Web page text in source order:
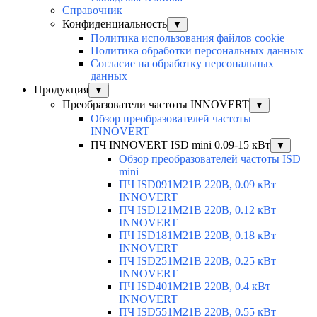
Справочник
Конфиденциальность
▼
Политика использования файлов cookie
Политика обработки персональных данных
Согласие на обработку персональных
данных
Продукция
▼
Преобразователи частоты INNOVERT ▼
Обзор преобразователей частоты
INNOVERT
ПЧ INNOVERT ISD mini 0.09-15 кВт
▼
Обзор преобразователей частоты ISD
mini
ПЧ ISD091M21B 220В, 0.09 кВт
INNOVERT
ПЧ ISD121M21B 220В, 0.12 кВт
INNOVERT
ПЧ ISD181M21B 220В, 0.18 кВт
INNOVERT
ПЧ ISD251M21B 220В, 0.25 кВт
INNOVERT
ПЧ ISD401M21B 220В, 0.4 кВт
INNOVERT
ПЧ ISD551M21B 220В, 0.55 кВт